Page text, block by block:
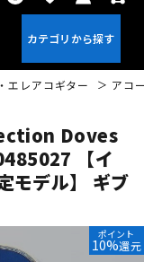
アコギ/エレアコ
ウクレレ
エレアコギター アコ
Doves
【イ
モデル】 ギブ
ポイント
10%還元